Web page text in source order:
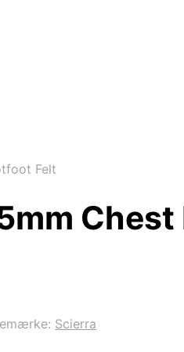
Felt
Scierra